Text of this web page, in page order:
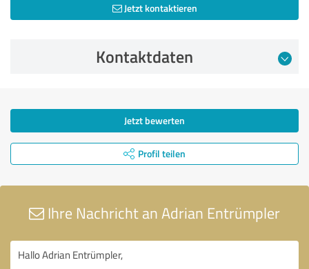
Jetzt kontaktieren
Kontaktdaten
Jetzt bewerten
Profil teilen
Ihre Nachricht an Adrian Entrümpler